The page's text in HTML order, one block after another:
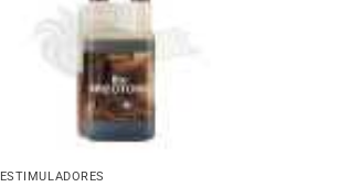
ESTIMULADORES